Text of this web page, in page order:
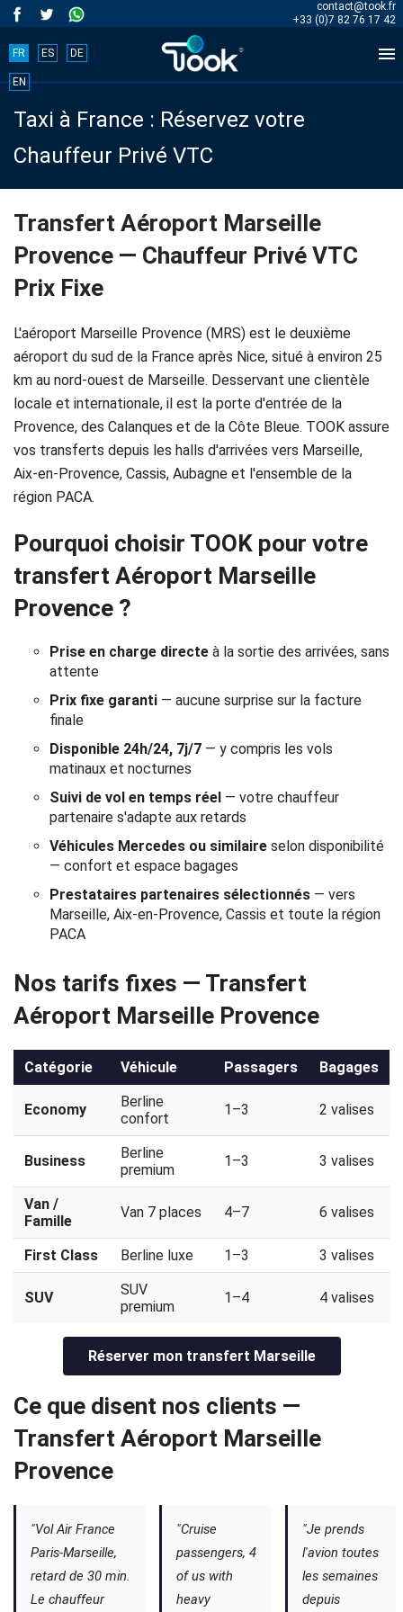
contact@took.fr
+33 (0)7 82 76 17 42

FR ES DE
EN
Taxi à France : Réservez votre
Chauffeur Privé VTC
Book
your
trip
now!
BOOK
NOW
Accueil
Réservation
Services
de
chauffeur
Transferts
Aéroports
Solutions
d'affaires
Contact
Politique
de
confidentialité
Transfert Aéroport Marseille
Provence — Chauffeur Privé VTC
Prix Fixe
L'aéroport Marseille Provence (MRS) est le deuxième
aéroport du sud de la France après Nice, situé à environ 25
km au nord-ouest de Marseille. Desservant une clientèle
locale et internationale, il est la porte d'entrée de la
Provence, des Calanques et de la Côte Bleue. TOOK assure
vos transferts depuis les halls d'arrivées vers Marseille,
Aix-en-Provence, Cassis, Aubagne et l'ensemble de la
région PACA.
Pourquoi choisir TOOK pour votre
transfert Aéroport Marseille
Provence ?
Prise en charge directe à la sortie des arrivées, sans
attente
Prix fixe garanti — aucune surprise sur la facture
finale
Disponible 24h/24, 7j/7 — y compris les vols
matinaux et nocturnes
Suivi de vol en temps réel — votre chauffeur
partenaire s'adapte aux retards
Véhicules Mercedes ou similaire selon disponibilité
— confort et espace bagages
Prestataires partenaires sélectionnés — vers
Marseille, Aix-en-Provence, Cassis et toute la région
PACA
Nos tarifs fixes — Transfert
Aéroport Marseille Provence
Catégorie Véhicule Passagers Bagages
Economy
Berline
confort
1–3 2 valises
Business
Berline
premium
1–3 3 valises
Van /
Famille
Van 7 places 4–7 6 valises
First Class Berline luxe 1–3 3 valises
SUV
SUV
premium
1–4 4 valises
Réserver mon transfert Marseille
Ce que disent nos clients —
Transfert Aéroport Marseille
Provence
"Vol Air France
Paris-Marseille,
retard de 30 min.
Le chauffeur
"Cruise
passengers, 4
of us with
heavy
"Je prends
l'avion toutes
les semaines
depuis